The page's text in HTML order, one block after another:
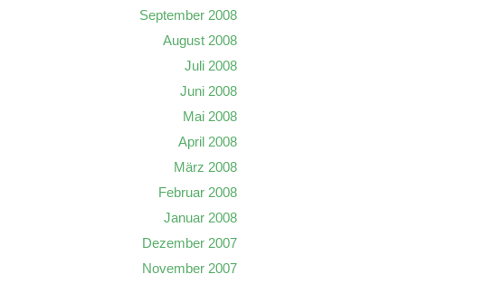
September 2008
August 2008
Juli 2008
Juni 2008
Mai 2008
April 2008
März 2008
Februar 2008
Januar 2008
Dezember 2007
November 2007